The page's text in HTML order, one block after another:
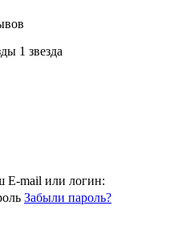
1 звeзда
E-mail или логин:
Забыли пароль?